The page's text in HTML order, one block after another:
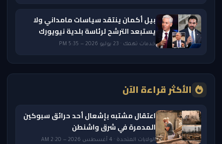
بيل أكمان ينتقد سياسات مامداني ولا
يستبعد الترشح لرئاسة بلدية نيويورك
خدمات تهمك · 23 يوليو 2026 — 5:35 PM
الأكثر قراءة الآن
اعتقال مشتبه بإشعال أحد حرائق سبوكين
المدمرة في شرق واشنطن
الولايات المتحدة · 4 أغسطس 2026 — 2:20 AM